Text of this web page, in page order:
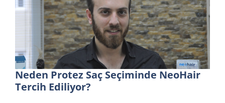
Neden Protez Saç Seçiminde NeoHair
Tercih Ediliyor?